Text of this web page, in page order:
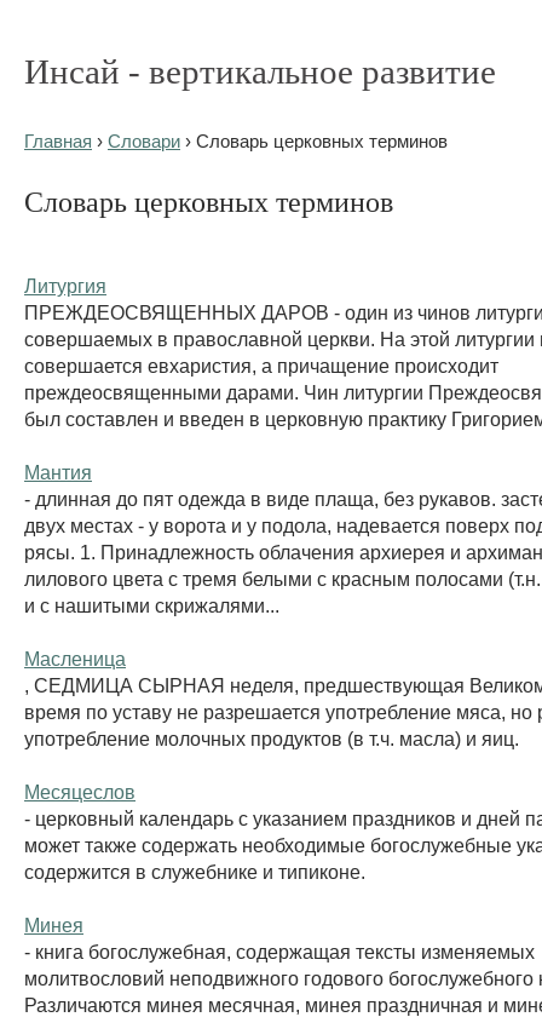
Инсай - вертикальное развитие
Главная › Словари › Словарь церковных терминов
Словарь церковных терминов
Литургия
ПРЕЖДЕОСВЯЩЕННЫХ ДАРОВ - один из чинов
совершаемых в православной церкви. На этой литургии
совершается евхаристия, а причащение происходит
преждеосвященными дарами. Чин литургии
был составлен и введен в церковную практику
Мантия
- длинная до пят одежда в виде плаща, без рукавов.
двух местах - у ворота и у подола, надевается поверх
рясы. 1. Принадлежность облачения архиерея и
лилового цвета с тремя белыми с красным полосами
и с нашитыми скрижалями...
Масленица
, СЕДМИЦА СЫРНАЯ неделя, предшествующая
время по уставу не разрешается употребление мяса, но
употребление молочных продуктов (в т.ч. масла) и яиц.
Месяцеслов
- церковный календарь с указанием праздников и дней
может также содержать необходимые богослужебные
содержится в служебнике и типиконе.
Минея
- книга богослужебная, содержащая тексты изменяемых
молитвословий неподвижного годового богослужебного
Различаются минея месячная, минея праздничная и